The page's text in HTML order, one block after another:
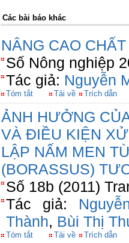
Các bài báo khác
NÂNG CAO
Số Nông nghiệp
Tác giả: Nguyễn
Tóm tắt Tải về Trích dẫn
ẢNH HƯỞNG
VÀ ĐIỀU KIỆN
LẬP NẤM MEN
(BORASSUS)
Số 18b (2011)
Tác giả:
Thành, Bùi Thị
Tóm tắt Tải về Trích dẫn